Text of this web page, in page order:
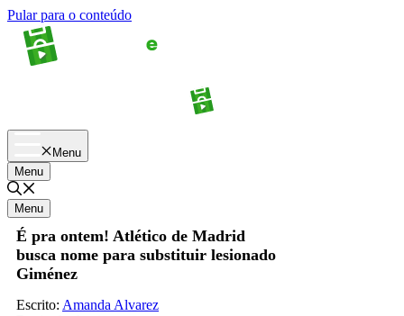
Pular para o conteúdo
Menu
Menu
Menu
É pra ontem! Atlético de Madrid
busca nome para substituir lesionado
Giménez
Escrito: Amanda Alvarez